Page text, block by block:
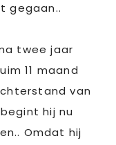
gegaan..
twee jaar
11 maand
van
hij nu
Omdat hij